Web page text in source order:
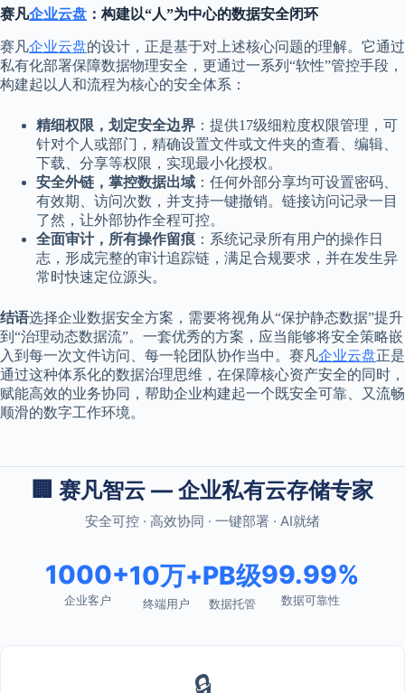
赛凡企业云盘 ：构建以“人”为中心的数据安全闭环
赛凡企业云盘的设计，正是基于对上述核心问题的理解。它通过
私有化部署保障数据物理安全，更通过一系列“软性”管控手段，
构建起以人和流程为核心的安全体系：
精细权限，划定安全边界 ：提供17级细粒度权限管理，可
针对个人或部门，精确设置文件或文件夹的查看、编辑、
下载、分享等权限，实现最小化授权。
安全外链，掌控数据出域 ：任何外部分享均可设置密码、
有效期、访问次数，并支持一键撤销。链接访问记录一目
了然，让外部协作全程可控。
全面审计，所有操作留痕 ：系统记录所有用户的操作日
志，形成完整的审计追踪链，满足合规要求，并在发生异
常时快速定位源头。
结语选择企业数据安全方案，需要将视角从“保护静态数据”提升
到“治理动态数据流”。一套优秀的方案，应当能够将安全策略嵌
入到每一次文件访问、每一轮团队协作当中。赛凡企业云盘正是
通过这种体系化的数据治理思维，在保障核心资产安全的同时，
赋能高效的业务协同，帮助企业构建起一个既安全可靠、又流畅
顺滑的数字工作环境。
🏢 赛凡智云 — 企业私有云存储专家
安全可控 · 高效协同 · 一键部署 · AI就绪
1000+
企业客户
10万+
终端用户
PB级
数据托管
99.99%
数据可靠性